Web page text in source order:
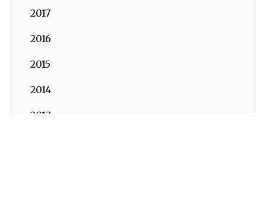
2017
2016
2015
2014
2013